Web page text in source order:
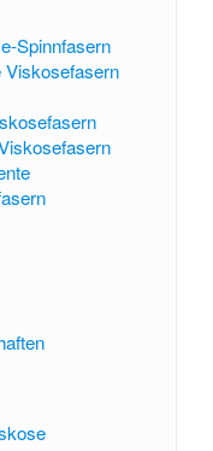
Spinnfasern